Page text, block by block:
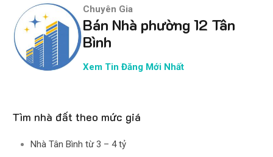
Chuyên Gia
Bán Nhà phường 12 Tân
Bình
Xem Tin Đăng Mới Nhất
Tìm nhà đất theo mức giá
Nhà Tân Bình từ 3 – 4 tỷ